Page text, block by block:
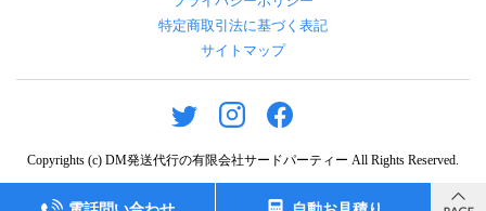
特定商取引法に基づく表記
サイトマップ
Copyrights (c) DM発送代行の有限会社サードパーティー All Rights Reserved.